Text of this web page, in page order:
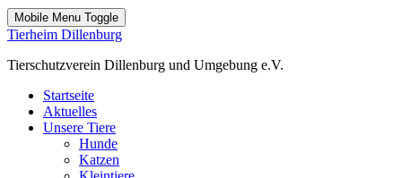
Mobile Menu Toggle
Tierheim Dillenburg
Tierschutzverein Dillenburg und Umgebung e.V.
Startseite
Aktuelles
Unsere Tiere
Hunde
Katzen